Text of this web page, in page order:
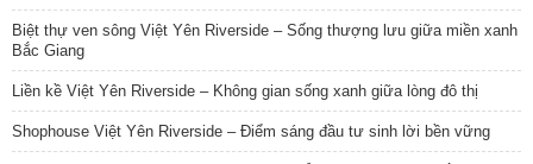
Biệt thự ven sông Việt Yên Riverside – Sống thượng lưu giữa miền xanh
Bắc Giang
Liền kề Việt Yên Riverside – Không gian sống xanh giữa lòng đô thị
Shophouse Việt Yên Riverside – Điểm sáng đầu tư sinh lời bền vững